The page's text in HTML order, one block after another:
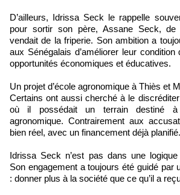
D’ailleurs, Idrissa Seck le rappelle
pour sortir son père, Assane Seck,
vendait de la friperie. Son ambition a
aux Sénégalais d’améliorer leur
opportunités économiques et éducatives.
Un projet d’école agronomique à Thiès et
Certains ont aussi cherché à le
où il possédait un terrain destiné à
agronomique. Contrairement aux
bien réel, avec un financement déjà planifié.
Idrissa Seck n’est pas dans une
Son engagement a toujours été guidé par
: donner plus à la société que ce qu’il a